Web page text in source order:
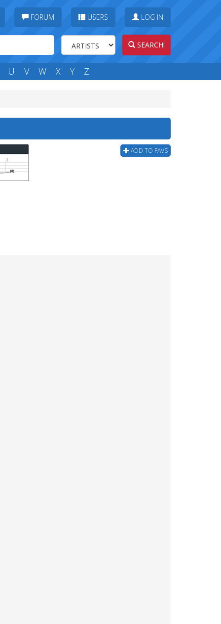
FORUM USERS LOG IN
SEARCH!
U V W X Y Z
ADD TO FAVS